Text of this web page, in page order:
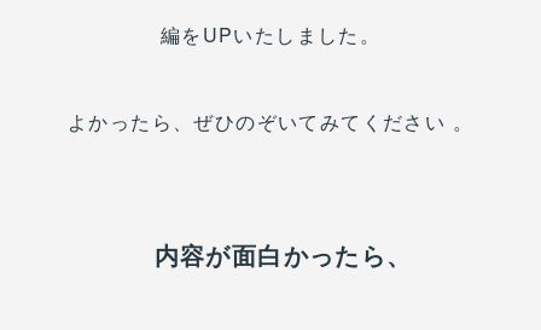
編をUPいたしました。
よかったら、ぜひのぞいてみてください 。
内容が面白かったら、